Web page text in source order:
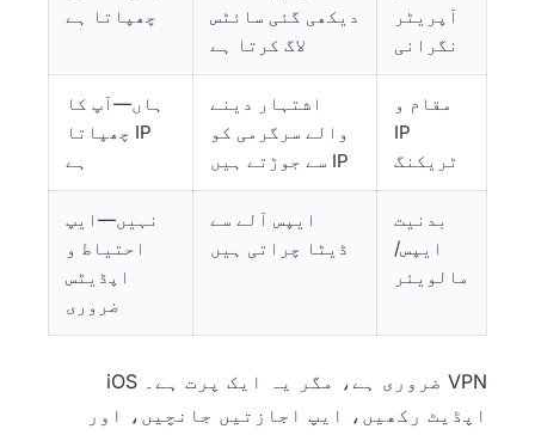
آپریٹر
نگرانی
دیکھی گئی سائٹس
لاگ کرتا ہے
چھپاتا ہے
مقام و
IP
ٹریکنگ
اشتہار دینے
والے سرگرمی کو
IP سے جوڑتے ہیں
ہاں—آپ کا
IP چھپاتا
ہے
بدنیت
ایپس/
مالویئر
ایپس آلے سے
ڈیٹا چراتی ہیں
نہیں—ایپ
احتیاط و
اپڈیٹس
ضروری
VPN ضروری ہے، مگر یہ ایک پرت ہے۔ iOS
اپڈیٹ رکھیں، ایپ اجازتیں جانچیں، اور